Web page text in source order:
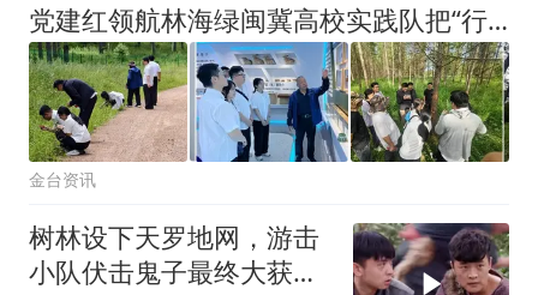
党建红领航林海绿闽冀高校实践队把“行走的思政课”搬进塞罕坝机械林场
金台资讯
树林设下天罗地网，游击
小队伏击鬼子最终大获全